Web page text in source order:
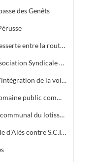
des Genêts
D.U.P. pour l'aménagement d'une voie de desserte entre la route de Bagnols et l'avenue de Croupillac : Rapport du commissaire enquêteur le 31/10/1997
Le Clos de Saint-Etienne : Acte de vente Association Syndicale Libre Le Clos de Saint-Etienne et la ville d'Alès
Lotissement Le Mas des Pins : attestation d'intégration de la voirie dans le domaine communal de l'impasse Jean-Baptiste Lulli
Déclassement d'un espace dépendant du domaine public communal quartier de Brouzen
D.U.P. : Intégration dans le domaine public communal du lotissement Les Hauts des Prés-Rasclaux
Tribunal de Grande Instance de Nîmes : Ville d'Alès contre S.C.I. Le Hameau du Prés Fleuri. Ordonnance d'expropriation du 10/03/2005 pour l'aménagement d'un carrefour vieille route d'Anduze. D.U.P. abandonnée 04/2006